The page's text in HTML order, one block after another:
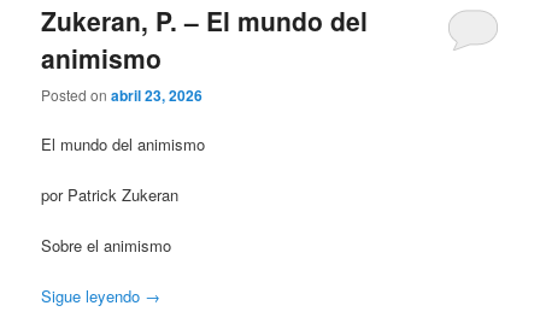
Zukeran, P. – El mundo del
animismo
Posted onabril 23, 2026
El mundo del animismo
por Patrick Zukeran
Sobre el animismo
Sigue leyendo →